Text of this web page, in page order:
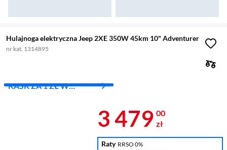
Hulajnoga elektryczna Jeep 2XE 350W 45km 10" Adventurer
nr kat. 1314895
KASK ZA 1 ZŁ W
Cena 3 479
3 479 00
zł
Raty RRSO 0%